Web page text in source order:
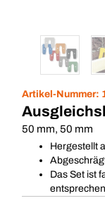
Artikel-Nummer:
50 mm, 50 mm
Hergestellt
Das Set ist